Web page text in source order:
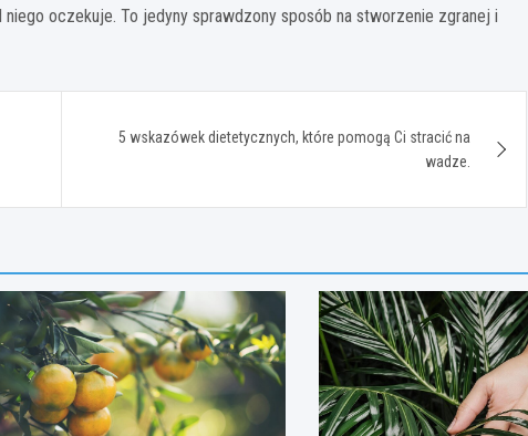
oczekuje. To jedyny sprawdzony sposób na stworzenie zgranej i
5 wskazówek dietetycznych, które pomogą Ci stracić na
wadze.